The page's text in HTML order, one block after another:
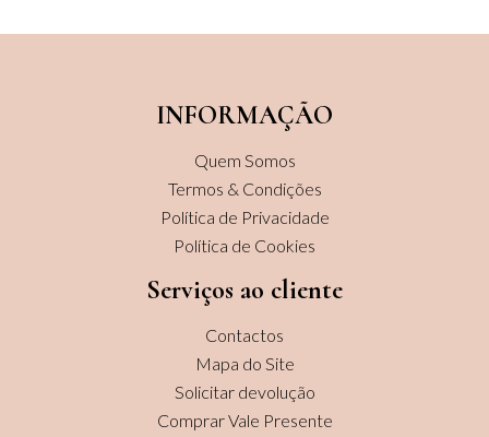
INFORMAÇÃO
Quem Somos
Termos & Condições
Política de Privacidade
Política de Cookies
Serviços ao cliente
Contactos
Mapa do Site
Solicitar devolução
Comprar Vale Presente